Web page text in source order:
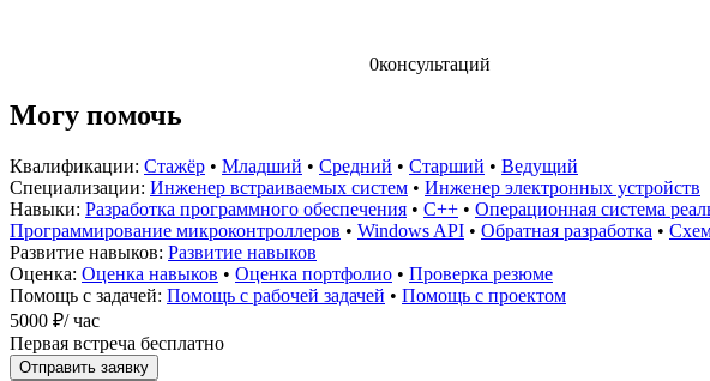
0консультаций
Могу помочь
Квалификации: Стажёр • Младший • Средний • Старший • Ведущий
Специализации: Инженер встраиваемых систем • Инженер электронных устройств
Навыки: Разработка программного обеспечения • C++ • Операционная система
Программирование микроконтроллеров • Windows API • Обратная разработка •
Развитие навыков: Развитие навыков
Оценка: Оценка навыков • Оценка портфолио • Проверка резюме
Помощь с задачей: Помощь с рабочей задачей • Помощь с проектом
5000 ₽/ час
Первая встреча бесплатно
Отправить заявку